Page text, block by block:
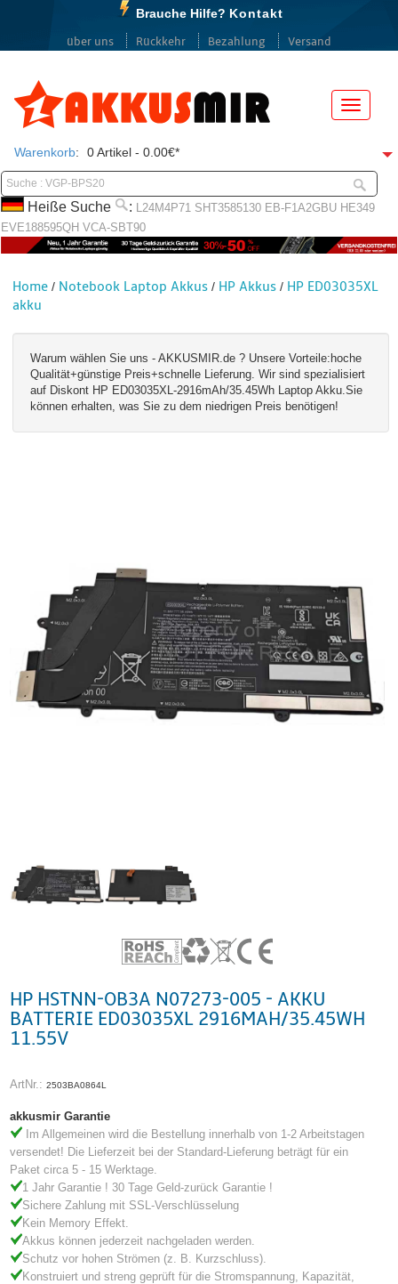
Brauche Hilfe? Kontakt
über uns
Rückkehr Bezahlung Versand
Menü
Warenkorb: 0 Artikel - 0.00€*
Heiße Suche : L24M4P71 SHT3585130 EB-F1A2GBU HE349
EVE188595QH VCA-SBT90
Home / Notebook Laptop Akkus / HP Akkus / HP ED03035XL
akku
Warum wählen Sie uns - AKKUSMIR.de ? Unsere Vorteile:hoche
Qualität+günstige Preis+schnelle Lieferung. Wir sind spezialisiert
auf Diskont HP ED03035XL-2916mAh/35.45Wh Laptop Akku.Sie
können erhalten, was Sie zu dem niedrigen Preis benötigen!
HP HSTNN-OB3A N07273-005 - AKKU
BATTERIE ED03035XL 2916MAH/35.45WH
11.55V
ArtNr.:2503BA0864L
akkusmir Garantie
Im Allgemeinen wird die Bestellung innerhalb von 1-2 Arbeitstagen
versendet! Die Lieferzeit bei der Standard-Lieferung beträgt für ein
Paket circa 5 - 15 Werktage.
1 Jahr Garantie ! 30 Tage Geld-zurück Garantie !
Sichere Zahlung mit SSL-Verschlüsselung
Kein Memory Effekt.
Akkus können jederzeit nachgeladen werden.
Schutz vor hohen Strömen (z. B. Kurzschluss).
Konstruiert und streng geprüft für die Stromspannung, Kapazität,